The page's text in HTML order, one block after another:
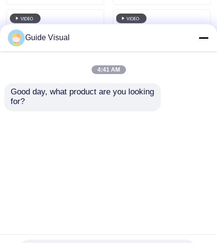
Guide Visual
4:41 AM
Good day, what product are you looking
for?